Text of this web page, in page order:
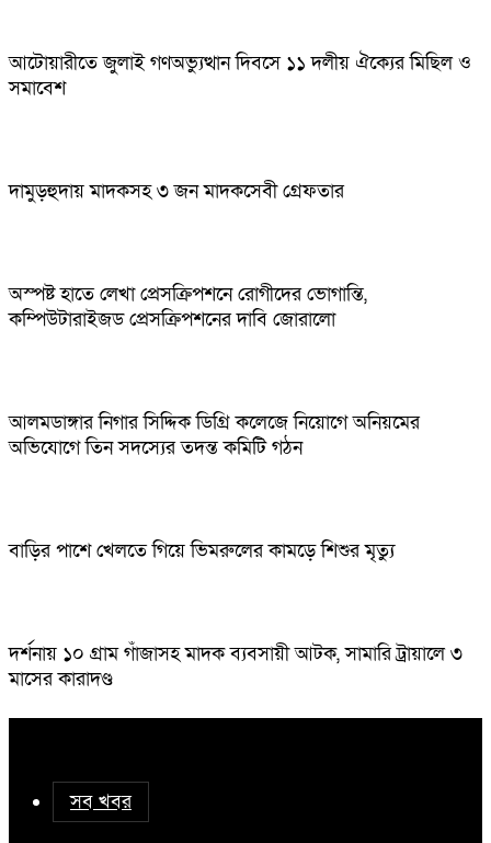
আটোয়ারীতে জুলাই গণঅভ্যুত্থান দিবসে ১১ দলীয় ঐক্যের মিছিল ও
সমাবেশ
দামুড়হুদায় মাদকসহ ৩ জন মাদকসেবী গ্রেফতার
অস্পষ্ট হাতে লেখা প্রেসক্রিপশনে রোগীদের ভোগান্তি,
কম্পিউটারাইজড প্রেসক্রিপশনের দাবি জোরালো
আলমডাঙ্গার নিগার সিদ্দিক ডিগ্রি কলেজে নিয়োগে অনিয়মের
অভিযোগে তিন সদস্যের তদন্ত কমিটি গঠন
বাড়ির পাশে খেলতে গিয়ে ভিমরুলের কামড়ে শিশুর মৃত্যু
দর্শনায় ১০ গ্রাম গাঁজাসহ মাদক ব্যবসায়ী আটক, সামারি ট্রায়ালে ৩
মাসের কারাদণ্ড
সব খবর